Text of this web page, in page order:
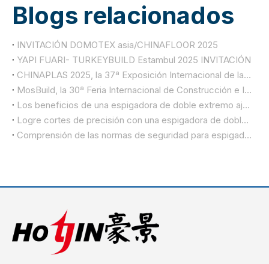
Blogs relacionados
INVITACIÓN DOMOTEX asia/CHINAFLOOR 2025
YAPI FUARI- TURKEYBUILD Estambul 2025 INVITACIÓN
CHINAPLAS 2025, la 37ª Exposición Internacional de las Industrias del Plástico y el Caucho
MosBuild, la 30ª Feria Internacional de Construcción e Interiores
Los beneficios de una espigadora de doble extremo ajustable
Logre cortes de precisión con una espigadora de doble extremo
Comprensión de las normas de seguridad para espigadoras de doble extremo